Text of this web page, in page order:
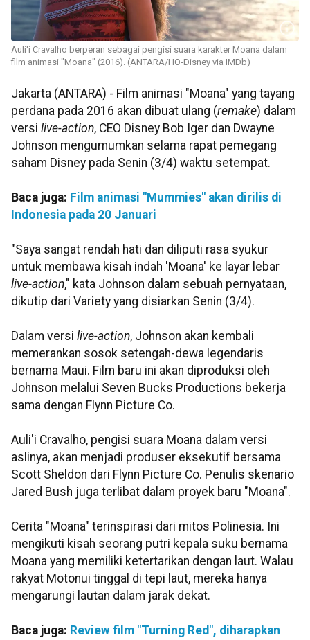
Auli'i Cravalho berperan sebagai pengisi suara karakter Moana dalam
film animasi "Moana" (2016). (ANTARA/HO-Disney via IMDb)
Jakarta (ANTARA) - Film animasi "Moana" yang tayang
perdana pada 2016 akan dibuat ulang (remake) dalam
versi live-action, CEO Disney Bob Iger dan Dwayne
Johnson mengumumkan selama rapat pemegang
saham Disney pada Senin (3/4) waktu setempat.
Baca juga: Film animasi "Mummies" akan dirilis di
Indonesia pada 20 Januari
"Saya sangat rendah hati dan diliputi rasa syukur
untuk membawa kisah indah 'Moana' ke layar lebar
live-action," kata Johnson dalam sebuah pernyataan,
dikutip dari Variety yang disiarkan Senin (3/4).
Dalam versi live-action, Johnson akan kembali
memerankan sosok setengah-dewa legendaris
bernama Maui. Film baru ini akan diproduksi oleh
Johnson melalui Seven Bucks Productions bekerja
sama dengan Flynn Picture Co.
Auli'i Cravalho, pengisi suara Moana dalam versi
aslinya, akan menjadi produser eksekutif bersama
Scott Sheldon dari Flynn Picture Co. Penulis skenario
Jared Bush juga terlibat dalam proyek baru "Moana".
Cerita "Moana" terinspirasi dari mitos Polinesia. Ini
mengikuti kisah seorang putri kepala suku bernama
Moana yang memiliki ketertarikan dengan laut. Walau
rakyat Motonui tinggal di tepi laut, mereka hanya
mengarungi lautan dalam jarak dekat.
Baca juga: Review film "Turning Red", diharapkan